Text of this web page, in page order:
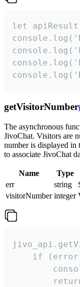
let
getVisitorNumber
The asynchronous
JivoChat. Visitors are
number is displayed in
to associate JivoChat
Name Type
err
string
visitorNumber integer
if